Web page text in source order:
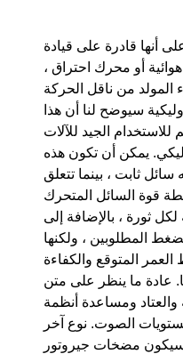
أنها قادرة على قيادة
أو محرك احتراق ،
سيوضح لنا أن هذا
يمكن أن تكون هذه
ثابت ، بينما تتعلق
ثورة ، بالإضافة إلى
المطلوبين ، ولكنها
عادة ما ينظر على متن
ومساعدة أنظمة
الصوت. نوع آخر